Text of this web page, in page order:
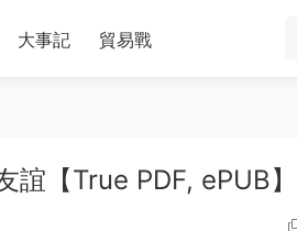
大事記 貿易戰
【True PDF, ePUB】